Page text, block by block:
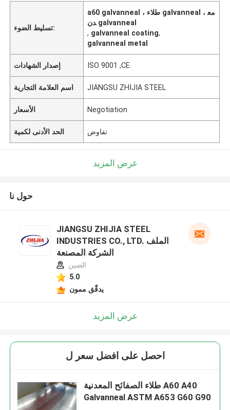
تسليط الضوء:
a60 galvanneal ، طلاء galvanneal ، مع
دن galvanneal
, galvanneal coating,
galvanneal metal
إصدار الشهادات ISO 9001 ,CE
اسم العلامة التجارية JIANGSU ZHIJIA STEEL
الأسعار Negotiation
الحد الأدنى لكمية تفاوض
عرض المزيد
حول نا
JIANGSU ZHIJIA STEEL
INDUSTRIES CO., LTD. الملف
الشركة المصنعة
الصين
5.0
يدقّق ممون
عرض المزيد
احصل على افضل سعر ل
طلاء الصفائح المعدنية A60 A40
Galvanneal ASTM A653 G60 G90